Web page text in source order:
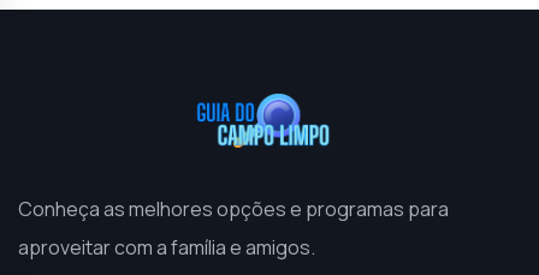
Conheça as melhores opções e programas para
aproveitar com a família e amigos.